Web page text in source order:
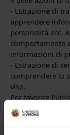
- Estrazione di
apprendere
personalità ecc.
comportamento
informazioni di
- Estrazione di
comprendere lo
viso.
Per favorire
soluzioni
Abbiamo in
del progetto